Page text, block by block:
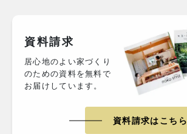
資料請求
居心地のよい家づくり
のための資料を無料で
お届けしています。
資料請求はこちら